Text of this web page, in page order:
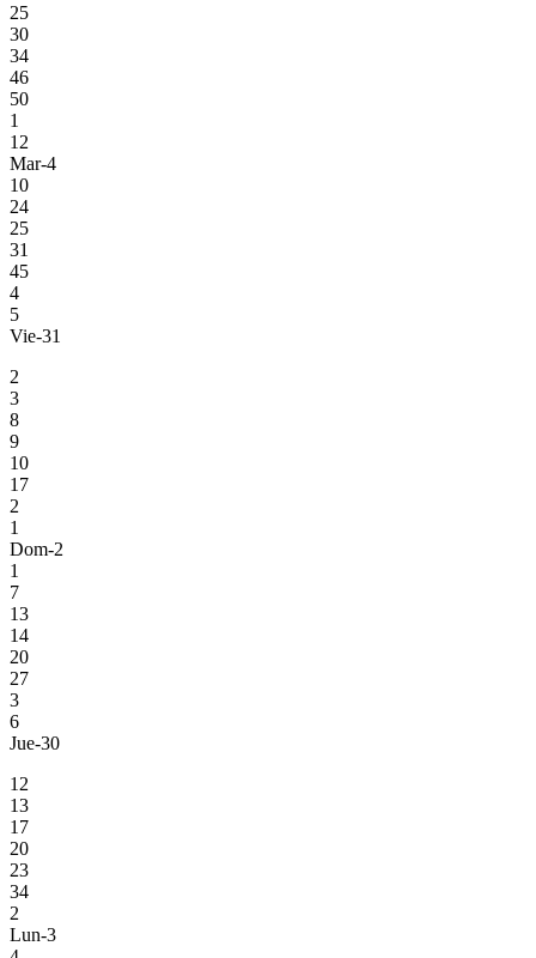
25
30
34
46
50
1
12
Mar-4
10
24
25
31
45
4
5
Vie-31
2
3
8
9
10
17
2
1
Dom-2
1
7
13
14
20
27
3
6
Jue-30
12
13
17
20
23
34
2
Lun-3